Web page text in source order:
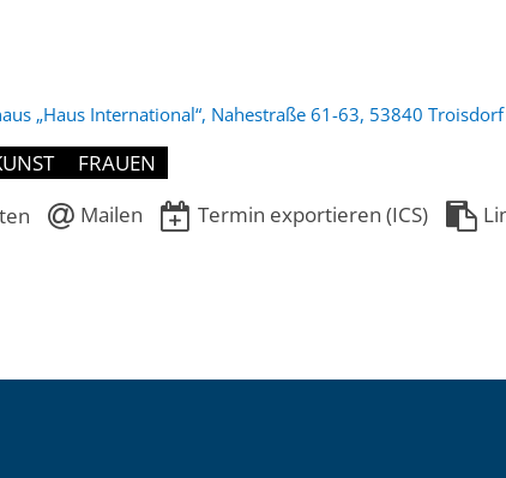
„Haus International“, Nahestraße 61-63, 53840 Troisdorf
FRAUEN
Mailen Termin exportieren (ICS)